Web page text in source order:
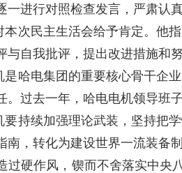
一进行对照检查发言，严肃认
本次民主生活会给予肯定。他
与自我批评，提出改进措施和
是哈电集团的重要核心骨干企
。过去一年，哈电电机领导班
要持续加强理论武装，坚持把
南，转化为建设世界一流装备
过硬作风，锲而不舍落实中央